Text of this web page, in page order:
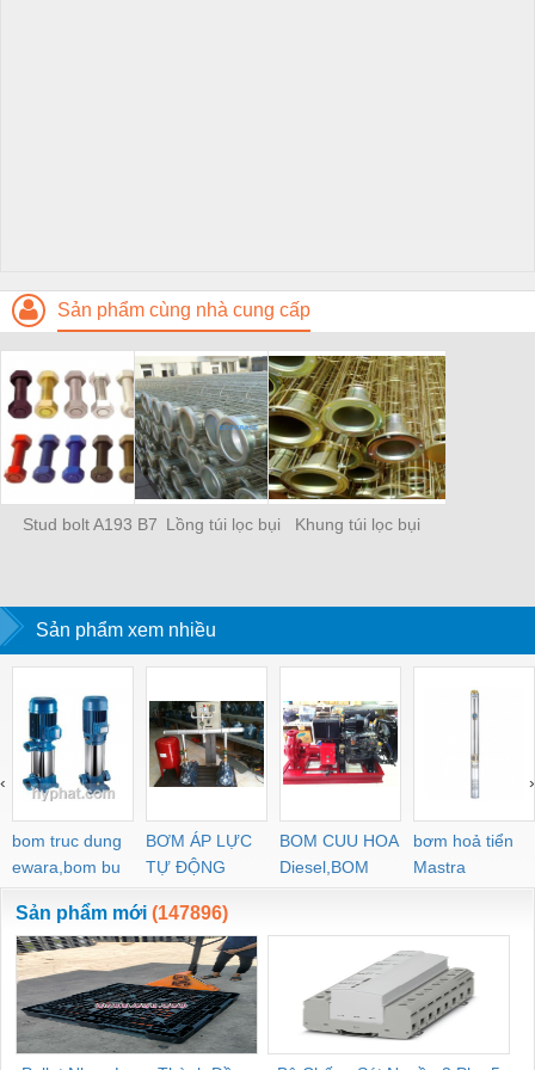
Sản phẩm cùng nhà cung cấp
Stud bolt A193 B7 Lồng túi lọc bụi Khung túi lọc bụi
Sản phẩm xem nhiều
bom truc dung
ewara,bom bu
ewara
BƠM ÁP LỰC
TỰ ĐỘNG
BOM CUU HOA
Diesel,BOM
CHUA CHAY
bơm hoả tiển
Mastra
‹ ›
Sản phẩm mới (147896)